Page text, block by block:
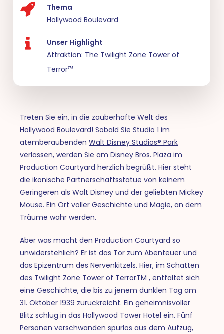
Thema
Hollywood Boulevard
Unser Highlight
Attraktion: The Twilight Zone Tower of
TerrorTM
Treten Sie ein, in die zauberhafte Welt des
Hollywood Boulevard! Sobald Sie Studio 1 im
atemberaubendenWalt Disney Studios® Park
verlassen, werden Sie am Disney Bros. Plaza im
Production Courtyard herzlich begrüßt. Hier steht
die ikonische Partnerschaftsstatue von keinem
Geringeren als Walt Disney und der geliebten Mickey
Mouse. Ein Ort voller Geschichte und Magie, an dem
Träume wahr werden.
Aber was macht den Production Courtyard so
unwiderstehlich? Er ist das Tor zum Abenteuer und
das Epizentrum des Nervenkitzels. Hier, im Schatten
des Twilight Zone Tower of TerrorTM , entfaltet sich
eine Geschichte, die bis zu jenem dunklen Tag am
31. Oktober 1939 zurückreicht. Ein geheimnisvoller
Blitz schlug in das Hollywood Tower Hotel ein. Fünf
Personen verschwanden spurlos aus dem Aufzug,